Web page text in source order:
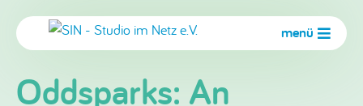
menü
Oddsparks: An